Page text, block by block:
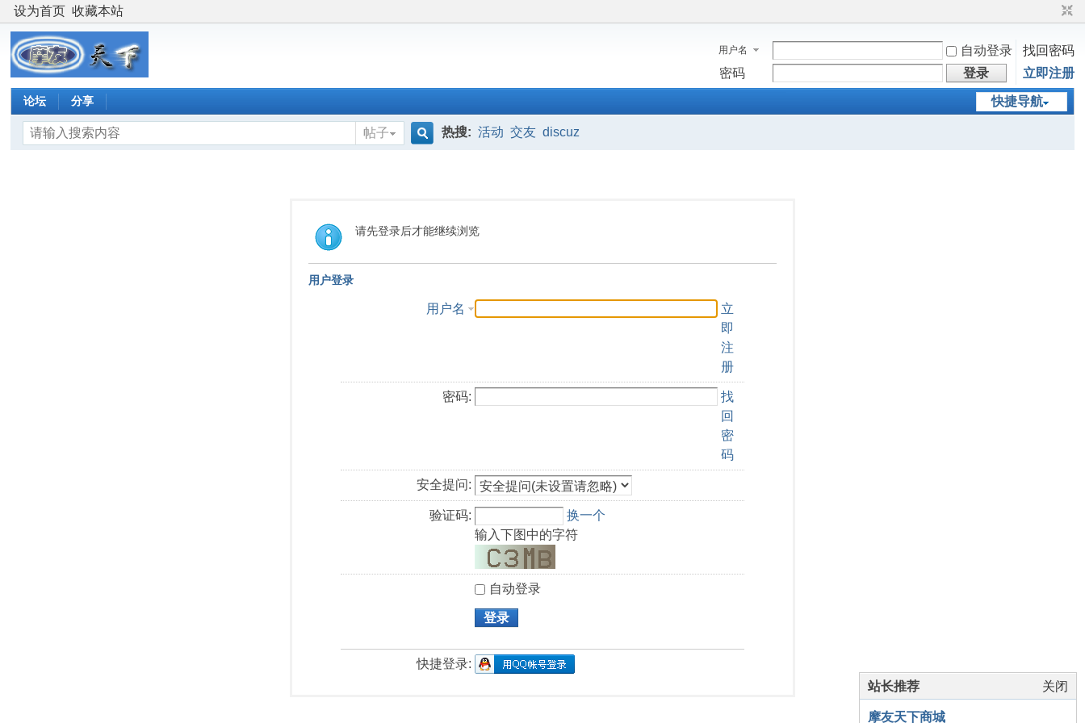
设为首页 收藏本站
用户名 自动登录
找回密码
密码
登录 立即注册
快捷导航
论坛 分享
帖子
索
热搜: 活动 交友 discuz
请先登录后才能继续浏览
用户登录
用户名
立
即
注
册
密码:
找
回
密
码
安全提问:
验证码:
换一个
输入下图中的字符
自动登录
登录
快捷登录:
关闭
站长推荐
摩友天下商城